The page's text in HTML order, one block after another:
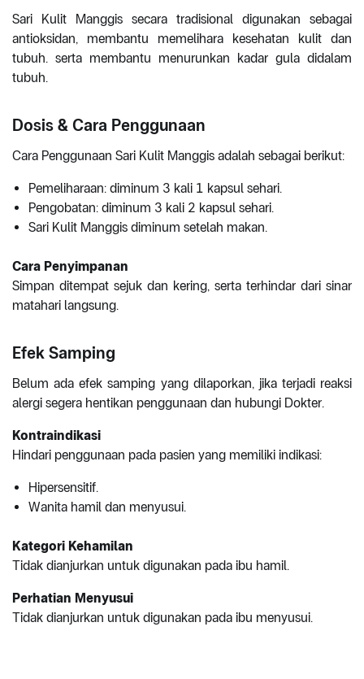
Sari Kulit Manggis secara tradisional digunakan sebagai
antioksidan, membantu memelihara kesehatan kulit dan
tubuh. serta membantu menurunkan kadar gula didalam
tubuh.
Dosis & Cara Penggunaan
Cara Penggunaan Sari Kulit Manggis adalah sebagai berikut:
Pemeliharaan: diminum 3 kali 1 kapsul sehari.
Pengobatan: diminum 3 kali 2 kapsul sehari.
Sari Kulit Manggis diminum setelah makan.
Cara Penyimpanan
Simpan ditempat sejuk dan kering, serta terhindar dari sinar
matahari langsung.
Efek Samping
Belum ada efek samping yang dilaporkan, jika terjadi reaksi
alergi segera hentikan penggunaan dan hubungi Dokter.
Kontraindikasi
Hindari penggunaan pada pasien yang memiliki indikasi:
Hipersensitif.
Wanita hamil dan menyusui.
Kategori Kehamilan
Tidak dianjurkan untuk digunakan pada ibu hamil.
Perhatian Menyusui
Tidak dianjurkan untuk digunakan pada ibu menyusui.